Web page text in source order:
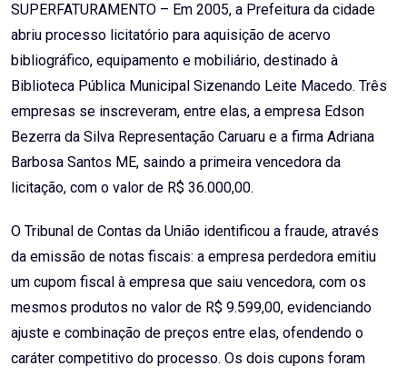
SUPERFATURAMENTO – Em 2005, a Prefeitura da cidade
abriu processo licitatório para aquisição de acervo
bibliográfico, equipamento e mobiliário, destinado à
Biblioteca Pública Municipal Sizenando Leite Macedo. Três
empresas se inscreveram, entre elas, a empresa Edson
Bezerra da Silva Representação Caruaru e a firma Adriana
Barbosa Santos ME, saindo a primeira vencedora da
licitação, com o valor de R$ 36.000,00.
O Tribunal de Contas da União identificou a fraude, através
da emissão de notas fiscais: a empresa perdedora emitiu
um cupom fiscal à empresa que saiu vencedora, com os
mesmos produtos no valor de R$ 9.599,00, evidenciando
ajuste e combinação de preços entre elas, ofendendo o
caráter competitivo do processo. Os dois cupons foram